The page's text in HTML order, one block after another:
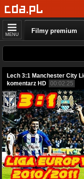
MENU Filmy premium
Lech 3:1 Manchester City
komentarz HD 00:02:25